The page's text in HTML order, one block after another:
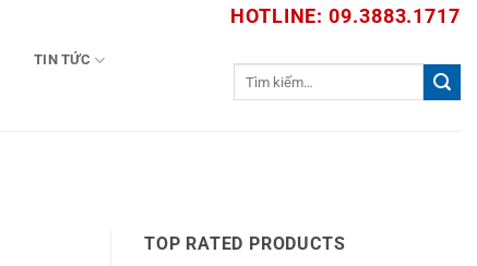
HOTLINE: 09.3883.1717
TIN TỨC
TOP RATED PRODUCTS